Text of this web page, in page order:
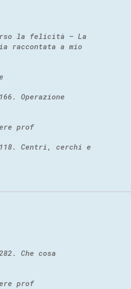
la felicità – La
raccontata a mio
Operazione
prof
Centri, cerchi e
Che cosa
prof